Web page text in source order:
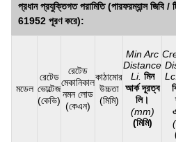
প্রধান প্রযুক্তিগত পরামিতি (পারফরম্যান্স
61952 পূরণ করে):
মডেল
রেটেড
ভোল্টেজ
(কেভি)
রেটেড
মেকানিকাল
নমন লোড
(কেএন)
কাঠামোর
উচ্চতা
(মিমি)
Min Arc
Distance
Li. মিন
আর্ক দূরত্ব
লি।
(mm)
(মিমি)
Lc.